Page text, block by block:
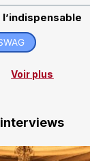
Voir plus